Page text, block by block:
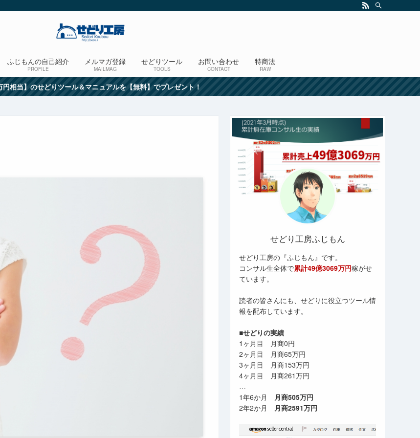
ふじもんの自己紹介
PROFILE
メルマガ登録
MAILMAG
せどりツール
TOOLS
お問い合わせ
CONTACT
特商法
RAW
円相当】のせどりツール＆マニュアルを【無料】でプレゼント！
せどり工房ふじもん
せどり工房の『ふじもん』です。
コンサル生全体で累計49億3069万円稼がせ
ています。
読者の皆さんにも、せどりに役立つツール情
報を配布しています。
■せどりの実績
1ヶ月目 月商0円
2ヶ月目 月商65万円
3ヶ月目 月商153万円
4ヶ月目 月商261万円
…
1年6か月 月商505万円
2年2か月 月商2591万円